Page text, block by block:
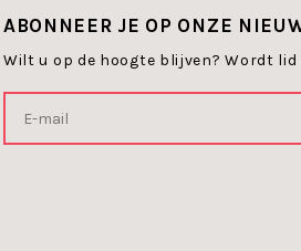
Klinisch getest.
ABONNEER JE OP ONZE
Wilt u op de hoogte blijven? Wordt